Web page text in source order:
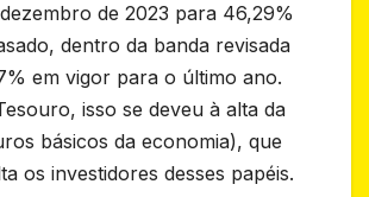
de 2023 para 46,29%
dentro da banda revisada
em vigor para o último ano.
isso se deveu à alta da
básicos da economia), que
os investidores desses papéis.